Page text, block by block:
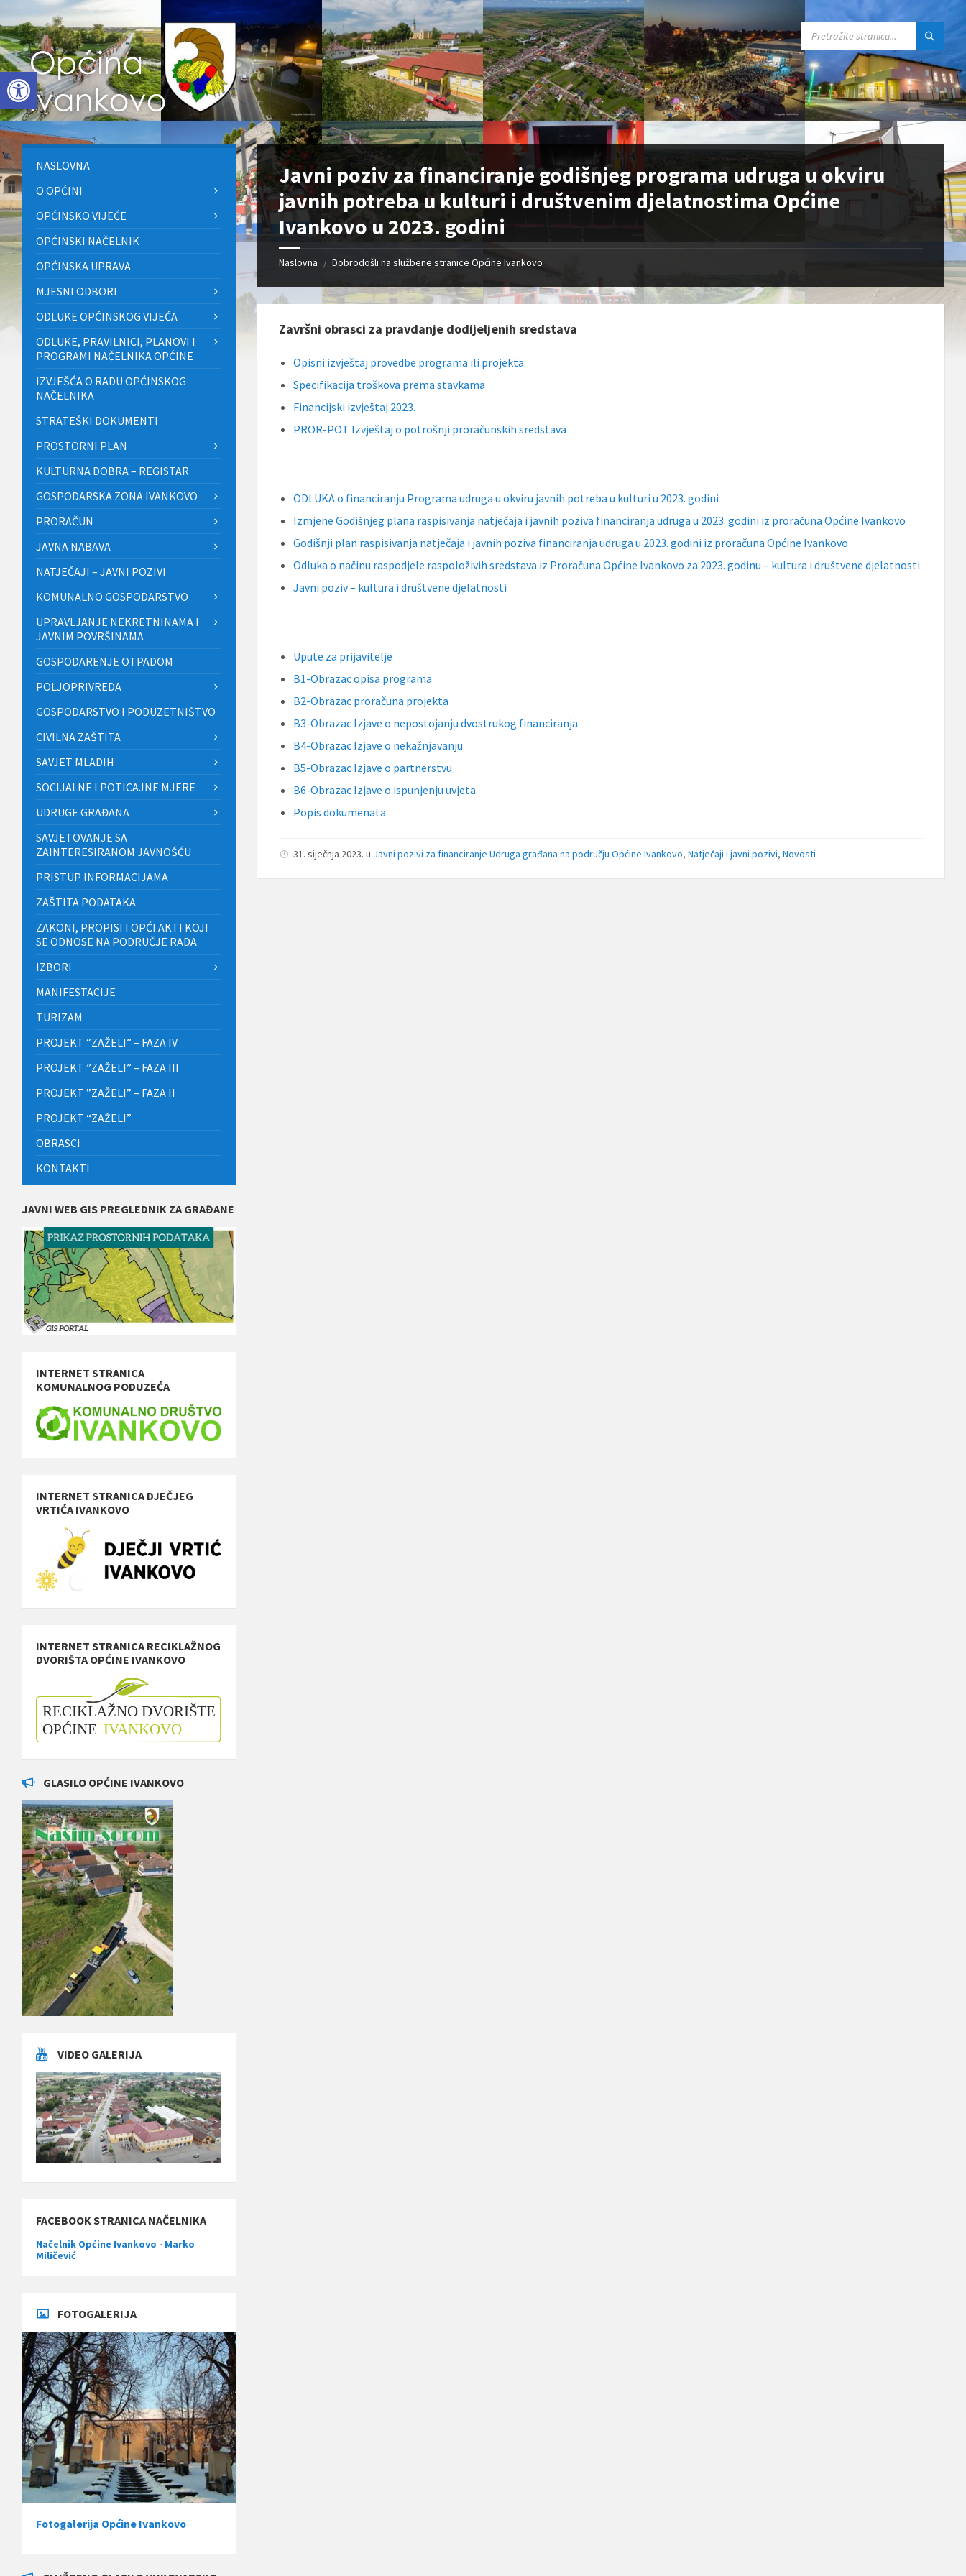
Open toolbar
to
content
to
left
sidebar
to
footer
Javni poziv za financiranje godišnjeg programa udruga u okviru
javnih potreba u kulturi i društvenim djelatnostima Općine
Ivankovo u 2023. godini
Naslovna / Dobrodošli na službene stranice Općine Ivankovo
Završni obrasci za pravdanje dodijeljenih sredstava
Opisni izvještaj provedbe programa ili projekta
Specifikacija troškova prema stavkama
Financijski izvještaj 2023.
PROR-POT Izvještaj o potrošnji proračunskih sredstava
ODLUKA o financiranju Programa udruga u okviru javnih potreba u kulturi u 2023. godini
Izmjene Godišnjeg plana raspisivanja natječaja i javnih poziva financiranja udruga u 2023. godini iz proračuna Općine Ivankovo
Godišnji plan raspisivanja natječaja i javnih poziva financiranja udruga u 2023. godini iz proračuna Općine Ivankovo
Odluka o načinu raspodjele raspoloživih sredstava iz Proračuna Općine Ivankovo za 2023. godinu – kultura i društvene djelatnosti
Javni poziv – kultura i društvene djelatnosti
Upute za prijavitelje
B1-Obrazac opisa programa
B2-Obrazac proračuna projekta
B3-Obrazac Izjave o nepostojanju dvostrukog financiranja
B4-Obrazac Izjave o nekažnjavanju
B5-Obrazac Izjave o partnerstvu
B6-Obrazac Izjave o ispunjenju uvjeta
Popis dokumenata
31. siječnja 2023.u Javni pozivi za financiranje Udruga građana na području Općine Ivankovo,Natječaji i javni pozivi,Novosti
NASLOVNA
O OPĆINI
OPĆINSKO VIJEĆE
OPĆINSKI NAČELNIK
OPĆINSKA UPRAVA
MJESNI ODBORI
ODLUKE OPĆINSKOG VIJEĆA
ODLUKE, PRAVILNICI, PLANOVI I
PROGRAMI NAČELNIKA OPĆINE
IZVJEŠĆA O RADU OPĆINSKOG
NAČELNIKA
STRATEŠKI DOKUMENTI
PROSTORNI PLAN
KULTURNA DOBRA – REGISTAR
GOSPODARSKA ZONA IVANKOVO
PRORAČUN
JAVNA NABAVA
NATJEČAJI – JAVNI POZIVI
KOMUNALNO GOSPODARSTVO
UPRAVLJANJE NEKRETNINAMA I
JAVNIM POVRŠINAMA
GOSPODARENJE OTPADOM
POLJOPRIVREDA
GOSPODARSTVO I PODUZETNIŠTVO
CIVILNA ZAŠTITA
SAVJET MLADIH
SOCIJALNE I POTICAJNE MJERE
UDRUGE GRAĐANA
SAVJETOVANJE SA
ZAINTERESIRANOM JAVNOŠĆU
PRISTUP INFORMACIJAMA
ZAŠTITA PODATAKA
ZAKONI, PROPISI I OPĆI AKTI KOJI
SE ODNOSE NA PODRUČJE RADA
IZBORI
MANIFESTACIJE
TURIZAM
PROJEKT “ZAŽELI” – FAZA IV
PROJEKT ”ZAŽELI” – FAZA III
PROJEKT ”ZAŽELI” – FAZA II
PROJEKT “ZAŽELI”
OBRASCI
KONTAKTI
JAVNI WEB GIS PREGLEDNIK ZA GRAĐANE
INTERNET STRANICA
KOMUNALNOG PODUZEĆA
INTERNET STRANICA DJEČJEG
VRTIĆA IVANKOVO
INTERNET STRANICA RECIKLAŽNOG
DVORIŠTA OPĆINE IVANKOVO
GLASILO OPĆINE IVANKOVO
VIDEO GALERIJA
FACEBOOK STRANICA NAČELNIKA
Načelnik Općine Ivankovo - Marko
Miličević
FOTOGALERIJA
Fotogalerija Općine Ivankovo